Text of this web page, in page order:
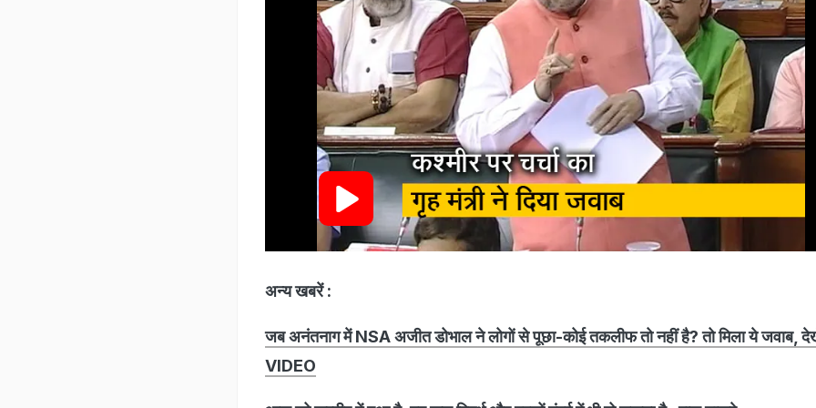
अन्य खबरें :
जब अनंतनाग में NSA अजीत डोभाल ने लोगों से पूछा-कोई तकलीफ तो नहीं है? तो मिला ये जवाब,
VIDEO